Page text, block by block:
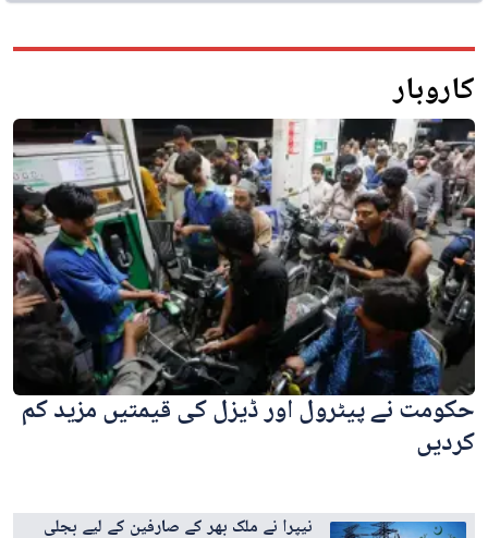
کاروبار
حکومت نے پیٹرول اور ڈیزل کی قیمتیں مزید کم
کردیں
نیپرا نے ملک بھر کے صارفین کے لیے بجلی